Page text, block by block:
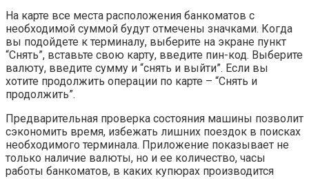
На карте все места расположения банкоматов с
необходимой суммой будут отмечены значками. Когда
вы подойдете к терминалу, выберите на экране пункт
“Снять”, вставьте свою карту, введите пин-код. Выберите
валюту, введите сумму и “снять и выйти”. Если вы
хотите продолжить операции по карте – “Снять и
продолжить”.
Предварительная проверка состояния машины позволит
сэкономить время, избежать лишних поездок в поисках
необходимого терминала. Приложение показывает не
только наличие валюты, но и ее количество, часы
работы банкоматов, в каких купюрах производится